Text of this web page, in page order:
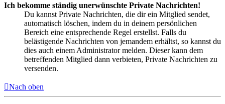
Ich bekomme ständig unerwünschte Private Nachrichten!
Du kannst Private Nachrichten, die dir ein Mitglied sendet,
automatisch löschen, indem du in deinem persönlichen
Bereich eine entsprechende Regel erstellst. Falls du
belästigende Nachrichten von jemandem erhältst, so kannst du
dies auch einem Administrator melden. Dieser kann dem
betreffenden Mitglied dann verbieten, Private Nachrichten zu
versenden.
Nach oben